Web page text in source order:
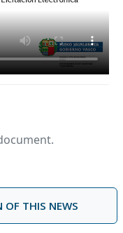
OF THIS NEWS